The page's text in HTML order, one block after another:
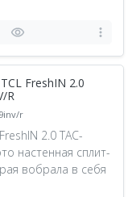
FreshIN 2.0
R
r
2.0 TAC-
настенная сплит-
вобрала в себя